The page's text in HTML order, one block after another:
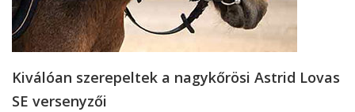
Kiválóan szerepeltek a nagykőrösi Astrid Lovas
SE versenyzői